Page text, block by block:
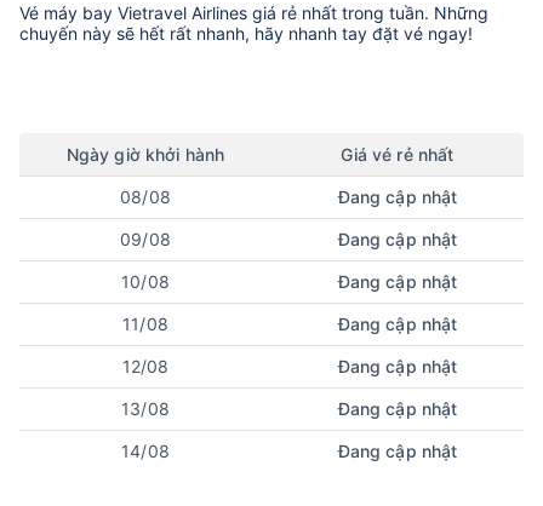
Vé máy bay Vietravel Airlines giá rẻ nhất trong tuần. Những
chuyến này sẽ hết rất nhanh, hãy nhanh tay đặt vé ngay!
Ngày giờ khởi hành Giá vé rẻ nhất
08/08 Đang cập nhật
09/08 Đang cập nhật
10/08 Đang cập nhật
11/08 Đang cập nhật
12/08 Đang cập nhật
13/08 Đang cập nhật
14/08 Đang cập nhật